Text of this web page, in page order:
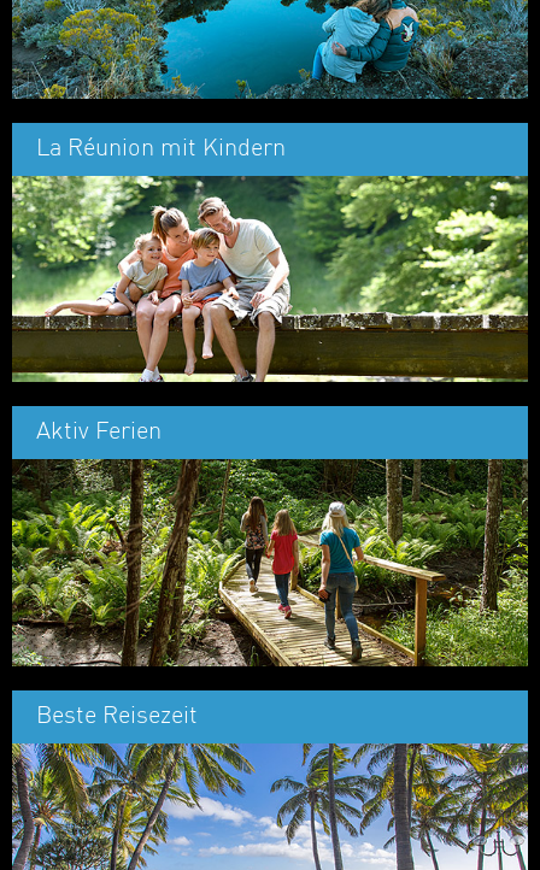
La Réunion mit Kindern
Aktiv Ferien
Beste Reisezeit